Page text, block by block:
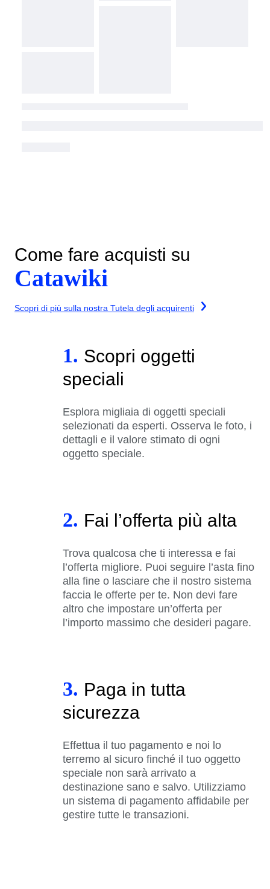
Come fare acquisti su
Catawiki
Scopri di più sulla nostra Tutela degli acquirenti
1. Scopri oggetti
speciali
Esplora migliaia di oggetti speciali
selezionati da esperti. Osserva le foto, i
dettagli e il valore stimato di ogni
oggetto speciale.
2. Fai l’offerta più alta
Trova qualcosa che ti interessa e fai
l’offerta migliore. Puoi seguire l’asta fino
alla fine o lasciare che il nostro sistema
faccia le offerte per te. Non devi fare
altro che impostare un’offerta per
l’importo massimo che desideri pagare.
3. Paga in tutta
sicurezza
Effettua il tuo pagamento e noi lo
terremo al sicuro finché il tuo oggetto
speciale non sarà arrivato a
destinazione sano e salvo. Utilizziamo
un sistema di pagamento affidabile per
gestire tutte le transazioni.